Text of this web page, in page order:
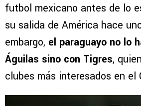
futbol mexicano antes de lo
su salida de América hace
embargo, el paraguayo no lo
Águilas sino con Tigres,
clubes más interesados en el